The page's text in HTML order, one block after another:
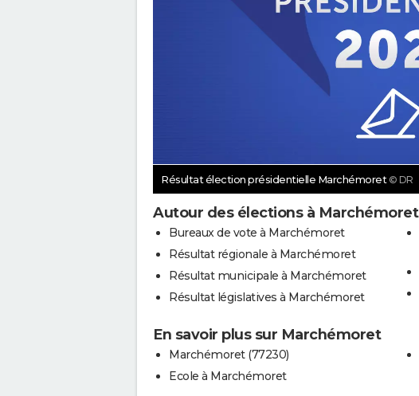
Résultat élection présidentielle Marchémoret © DR
Autour des élections à Marchémoret
Bureaux de vote à Marchémoret
Résultat régionale à Marchémoret
Résultat municipale à Marchémoret
Résultat législatives à Marchémoret
En savoir plus sur Marchémoret
Marchémoret (77230)
Ecole à Marchémoret